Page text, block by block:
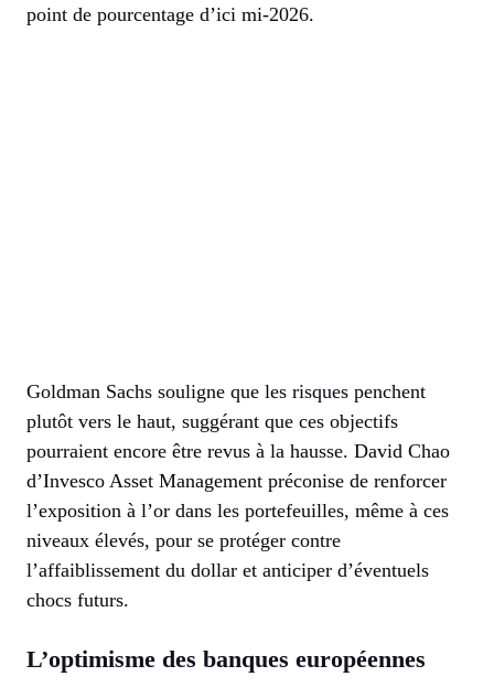
point de pourcentage d’ici mi-2026.
Goldman Sachs souligne que les risques penchent
plutôt vers le haut, suggérant que ces objectifs
pourraient encore être revus à la hausse. David Chao
d’Invesco Asset Management préconise de renforcer
l’exposition à l’or dans les portefeuilles, même à ces
niveaux élevés, pour se protéger contre
l’affaiblissement du dollar et anticiper d’éventuels
chocs futurs.
L’optimisme des banques européennes